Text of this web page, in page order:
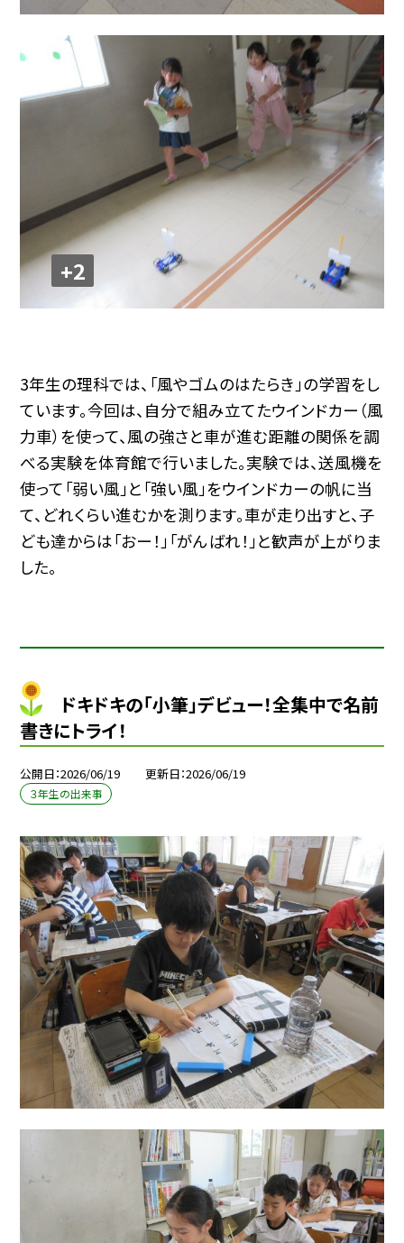
+2
3年生の理科では、「風やゴムのはたらき」の学習をし
ています。今回は、自分で組み立てたウインドカー（風
力車）を使って、風の強さと車が進む距離の関係を調
べる実験を体育館で行いました。実験では、送風機を
使って「弱い風」と「強い風」をウインドカーの帆に当
て、どれくらい進むかを測ります。車が走り出すと、子
ども達からは「おー！」「がんばれ！」と歓声が上がりま
した。
ドキドキの「小筆」デビュー！全集中で名前
書きにトライ！
公開日 2026/06/19 更新日 2026/06/19
３年生の出来事